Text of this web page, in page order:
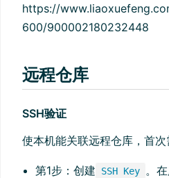
https://
600/900002180232448
远程仓库
SSH验证
使本机能关联远程仓库，首
第1步：创建 SSH Key
。